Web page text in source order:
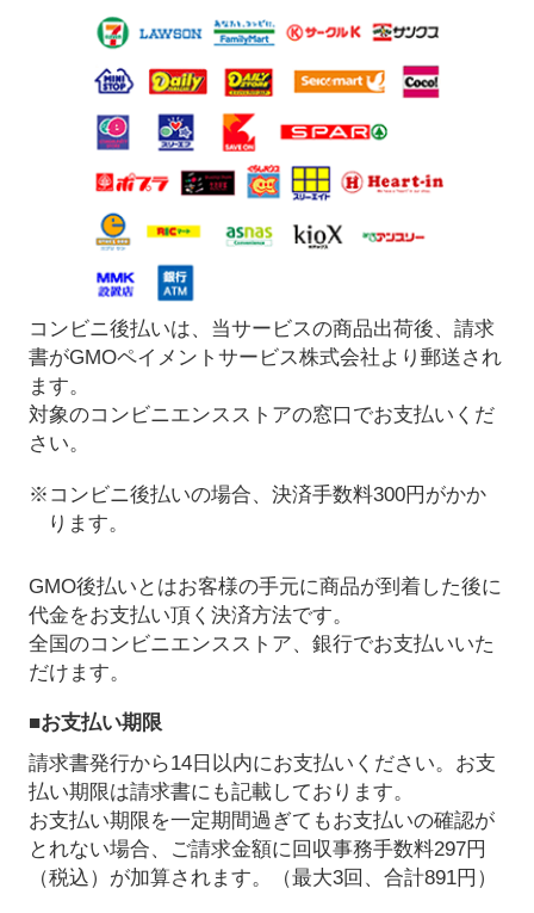
コンビニ後払いは、当サービスの商品出荷後、請求
書がGMOペイメントサービス株式会社より郵送され
ます。
対象のコンビニエンスストアの窓口でお支払いくだ
さい。
※コンビニ後払いの場合、決済手数料300円がかか
ります。
GMO後払いとはお客様の手元に商品が到着した後に
代金をお支払い頂く決済方法です。
全国のコンビニエンスストア、銀行でお支払いいた
だけます。
■お支払い期限
請求書発行から14日以内にお支払いください。お支
払い期限は請求書にも記載しております。
お支払い期限を一定期間過ぎてもお支払いの確認が
とれない場合、ご請求金額に回収事務手数料297円
（税込）が加算されます。（最大3回、合計891円）